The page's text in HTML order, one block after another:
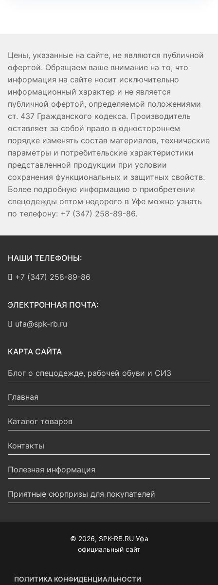
Цены, указанные на сайте, не являются публичной
офертой. Обращаем ваше внимание на то, что
информация на сайте носит исключительно
информационный характер и не является
публичной офертой, определяемой положениями
ст. 437 Гражданского кодекса. Производитель
оставляет за собой право в одностороннем
порядке изменять состав материалов, технические
параметры и потребительские характеристики
представленной продукции при условии
сохранения функциональных и защитных свойств.
Более подробную информацию о приобретении
спецодежды оптом недорого в Уфе можно узнать
по телефону: +7 (347) 258-89-86.
НАШИ ТЕЛЕФОНЫ:
+7 (347) 258-89-86
ЭЛЕКТРОННАЯ ПОЧТА:
ufa@spk-rb.ru
КАРТА САЙТА
Блог о спецодежде, рабочей обуви и СИЗ
Главная
Каталог товаров
Контакты
Полезная информация
Приятные сюрпризы для покупателей
© 2026, SPK-RB.RU Уфа
официальный сайт
ПОЛИТИКА КОНФИДЕНЦИАЛЬНОСТИ